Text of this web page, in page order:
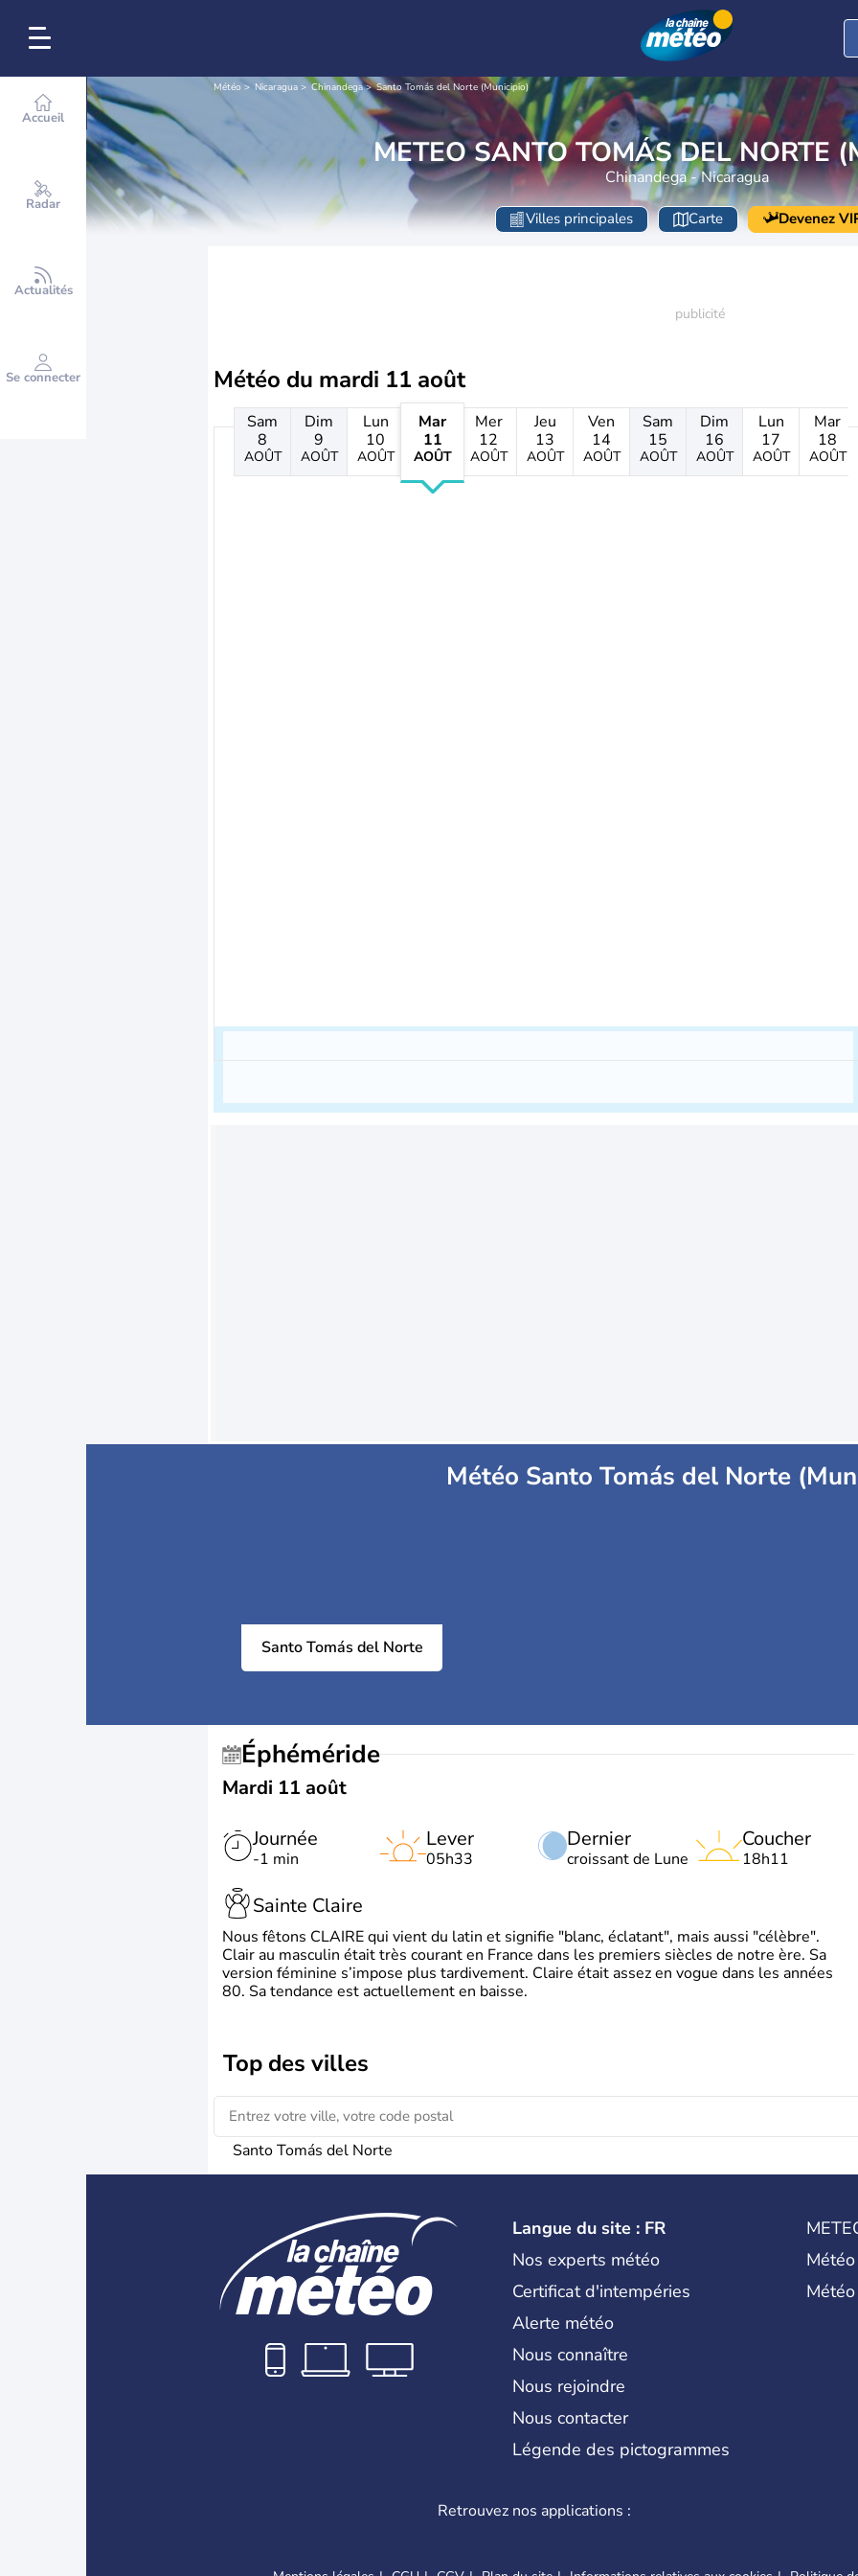
Accueil
Radar
Actualités
Se connecter
Météo Nicaragua Chinandega Santo Tomás del Norte (Municipio)
METEO SANTO TOMÁS DEL NORTE
Chinandega - Nicaragua
Villes principales Carte Devenez
Météo du mardi 11 août
Sam
8
AOÛT
Dim
9
AOÛT
Lun
10
AOÛT
Mar
11
AOÛT
Mer
12
AOÛT
Jeu
13
AOÛT
Ven
14
AOÛT
Sam
15
AOÛT
Dim
16
AOÛT
Lun
17
AOÛT
Mar
18
AOÛT
Météo Santo Tomás del Norte
Santo Tomás del Norte
Éphéméride
Mardi 11 août
Journée
-1 min
Dernier
croissant de Lune
Lever
05h33
Coucher
18h11
Sainte Claire
Nous fêtons CLAIRE qui vient du latin et signifie "blanc, éclatant", mais aussi "célèbre".
Clair au masculin était très courant en France dans les premiers siècles de notre ère. Sa
version féminine s’impose plus tardivement. Claire était assez en vogue dans les années
80. Sa tendance est actuellement en baisse.
Top des villes
Santo Tomás del Norte
Langue du site : FR
Nos experts météo
Certificat d'intempéries
Alerte météo
Nous connaître
Nous rejoindre
Nous contacter
Légende des pictogrammes
Retrouvez nos applications :